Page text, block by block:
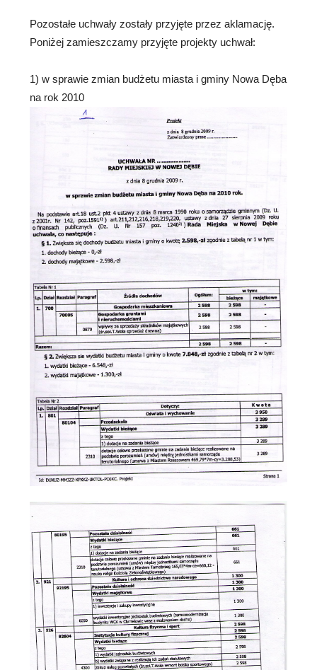
Pozostałe uchwały zostały przyjęte przez aklamację.
Poniżej zamieszczamy przyjęte projekty uchwał:
1) w sprawie zmian budżetu miasta i gminy Nowa Dęba
na rok 2010